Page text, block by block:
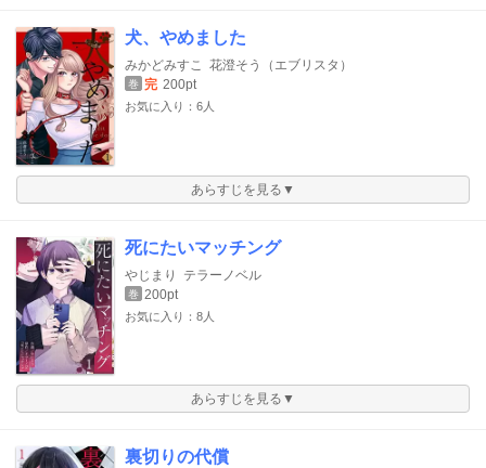
犬、やめました
みかどみすこ 花澄そう（エブリスタ）
巻 完 200pt
お気に入り：6人
あらすじを見る▼
死にたいマッチング
やじまり テラーノベル
巻 200pt
お気に入り：8人
あらすじを見る▼
裏切りの代償